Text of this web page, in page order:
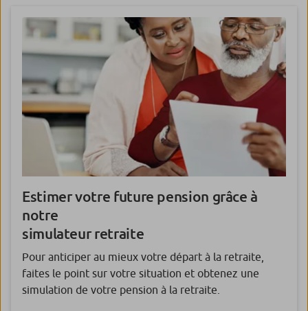
Estimer votre future pension grâce à
notre
simulateur retraite
Pour anticiper au mieux votre départ à la retraite,
faites le point sur votre situation et obtenez une
simulation de votre pension à la retraite.